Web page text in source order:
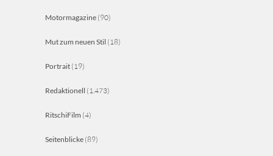
Motormagazine (90)
Mut zum neuen Stil (18)
Portrait (19)
Redaktionell (1.473)
RitschiFilm (4)
Seitenblicke (89)